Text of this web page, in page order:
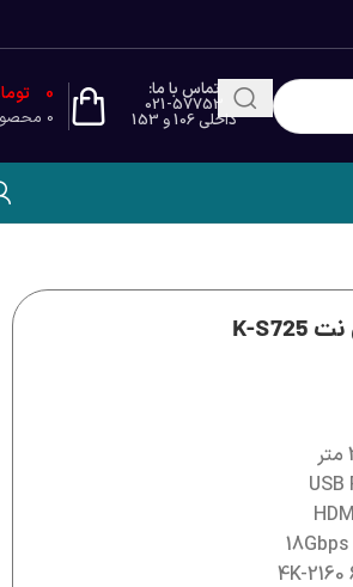
تماس با ما:
021-57753
داخلی 106 و 153 0
0